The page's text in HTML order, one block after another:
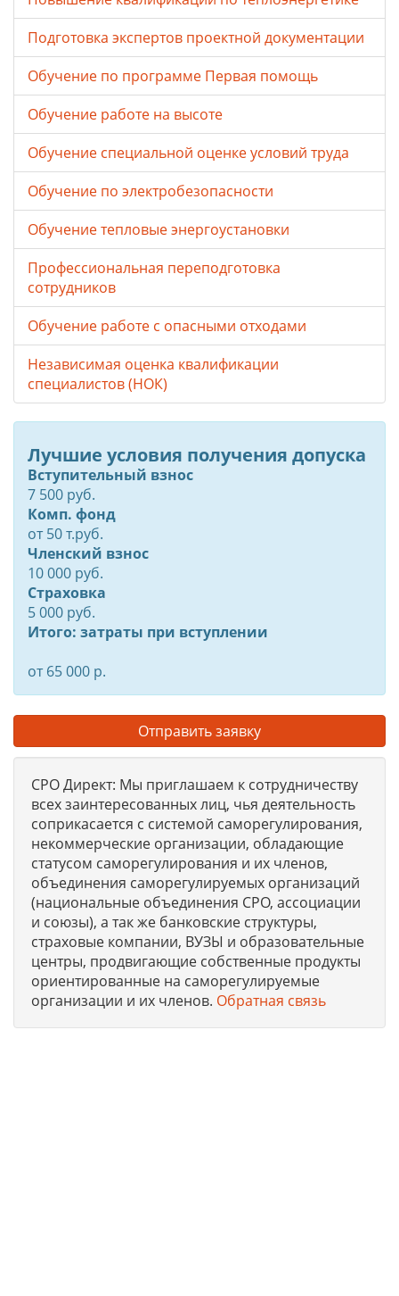
Подготовка экспертов проектной документации
Обучение по программе Первая помощь
Обучение работе на высоте
Обучение специальной оценке условий труда
Обучение по электробезопасности
Обучение тепловые энергоустановки
Профессиональная переподготовка
сотрудников
Обучение работе с опасными отходами
Независимая оценка квалификации
специалистов (НОК)
Лучшие условия получения допуска
Вступительный взнос
7 500 руб.
Комп. фонд
от50т.руб.
Членский взнос
10 000 руб.
Страховка
5 000 руб.
Итого: затраты при вступлении
от 65 000 р.
Отправить заявку
СРО Директ: Мы приглашаем к сотрудничеству
всех заинтересованных лиц, чья деятельность
соприкасается с системой саморегулирования,
некоммерческие организации, обладающие
статусом саморегулирования и их членов,
объединения саморегулируемых организаций
(национальные объединения СРО, ассоциации
и союзы), а так же банковские структуры,
страховые компании, ВУЗЫ и образовательные
центры, продвигающие собственные продукты
ориентированные на саморегулируемые
организации и их членов. Обратная связь